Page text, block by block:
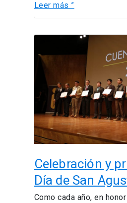
su
a
universidad
país
Leer más ”
Celebración y
Día de San
Como cada año, en
premios
del
Día
San
Agustín